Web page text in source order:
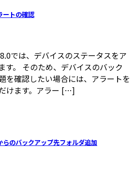
ートの確認
では、デバイスのステータスをア
す。 そのため、デバイスのバック
を確認したい場合には、アラートを
けます。アラー […]
のバックアップ先フォルダ追加